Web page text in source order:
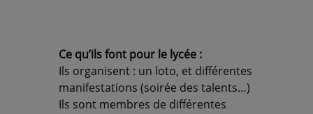
Ce qu’ils font pour le lycée :
Ils organisent : un loto, et différentes
manifestations (soirée des talents…)
Ils sont membres de différentes